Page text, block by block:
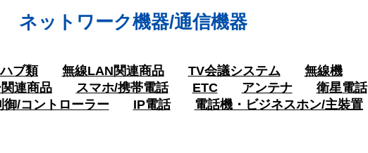
ネットワーク機器/通信機器
ブ類 無線LAN関連商品 TV会議システム
無線機
連商品
スマホ/携帯電話 ETC アンテナ
衛星電話
御/コントローラー IP電話 電話機・ビジネスホン/主裝置